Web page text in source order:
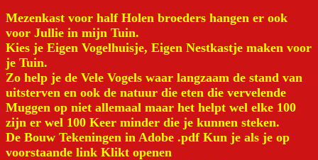
Mezenkast voor half Holen broeders hangen er ook
voor Jullie in mijn Tuin.
Kies je Eigen Vogelhuisje, Eigen Nestkastje maken voor
je Tuin.
Zo help je de Vele Vogels waar langzaam de stand van
uitsterven en ook de natuur die eten die vervelende
Muggen op niet allemaal maar het helpt wel elke 100
zijn er wel 100 Keer minder die je kunnen steken.
De Bouw Tekeningen in Adobe .pdf Kun je als je op
voorstaande link Klikt openen